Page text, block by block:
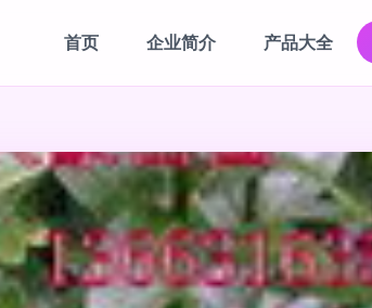
首页 企业简介 产品大全